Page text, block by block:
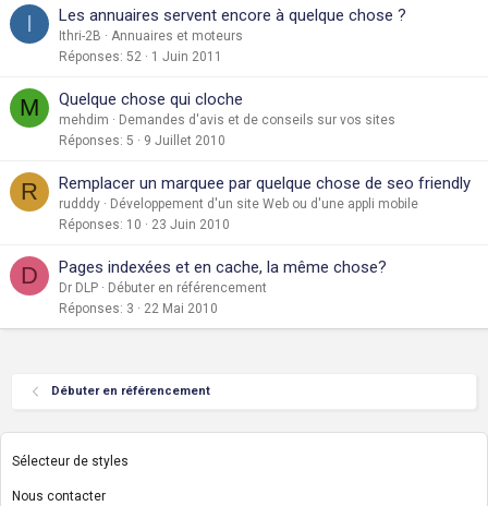
I Les annuaires servent encore à quelque chose ?
Ithri-2B
Annuaires et moteurs
Réponses 52 1 Juin 2011
M Quelque chose qui cloche
mehdim
Demandes d'avis et de conseils sur vos sites
Réponses 5 9 Juillet 2010
R Remplacer un marquee par quelque chose de seo friendly
rudddy
Développement d'un site Web ou d'une appli mobile
Réponses 10 23 Juin 2010
D Pages indexées et en cache, la même chose?
Dr DLP
Débuter en référencement
Réponses 3 22 Mai 2010
Débuter en référencement
Sélecteur de styles
Nous contacter